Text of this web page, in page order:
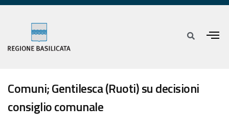
Comuni; Gentilesca (Ruoti) su decisioni
consiglio comunale